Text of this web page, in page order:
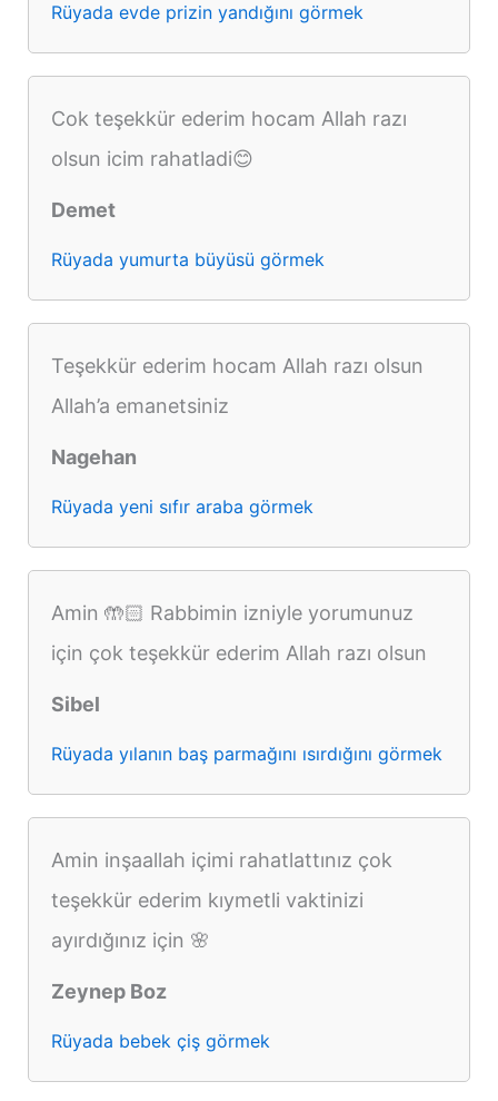
Rüyada evde prizin yandığını görmek
Cok teşekkür ederim hocam Allah razı
olsun icim rahatladi😊
Demet
Rüyada yumurta büyüsü görmek
Teşekkür ederim hocam Allah razı olsun
Allah’a emanetsiniz
Nagehan
Rüyada yeni sıfır araba görmek
Amin 🤲🏻 Rabbimin izniyle yorumunuz
için çok teşekkür ederim Allah razı olsun
Sibel
Rüyada yılanın baş parmağını ısırdığını görmek
Amin inşaallah içimi rahatlattınız çok
teşekkür ederim kıymetli vaktinizi
ayırdığınız için 🌸
Zeynep Boz
Rüyada bebek çiş görmek